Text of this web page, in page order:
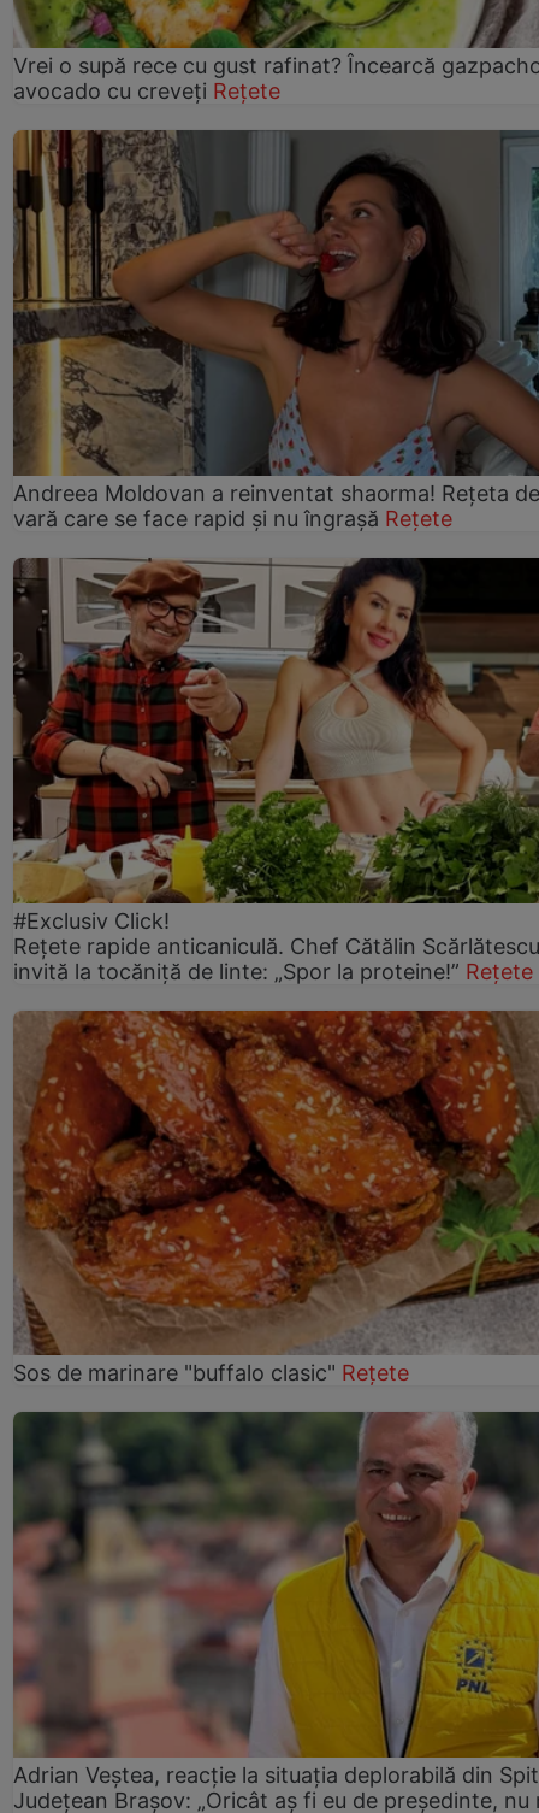
Vrei o supă rece cu gust rafinat? Încearcă
avocado cu creveți Rețete
Andreea Moldovan a reinventat shaorma! Rețeta de
vară care se face rapid și nu îngrașă Rețete
#Exclusiv Click!
Rețete rapide anticaniculă. Chef Cătălin
invită la tocăniță de linte: „Spor la proteine!” Rețete
Sos de marinare "buffalo clasic" Rețete
Adrian Veștea, reacție la situația deplorabilă din
Județean Brașov: „Oricât aș fi eu de președinte, nu